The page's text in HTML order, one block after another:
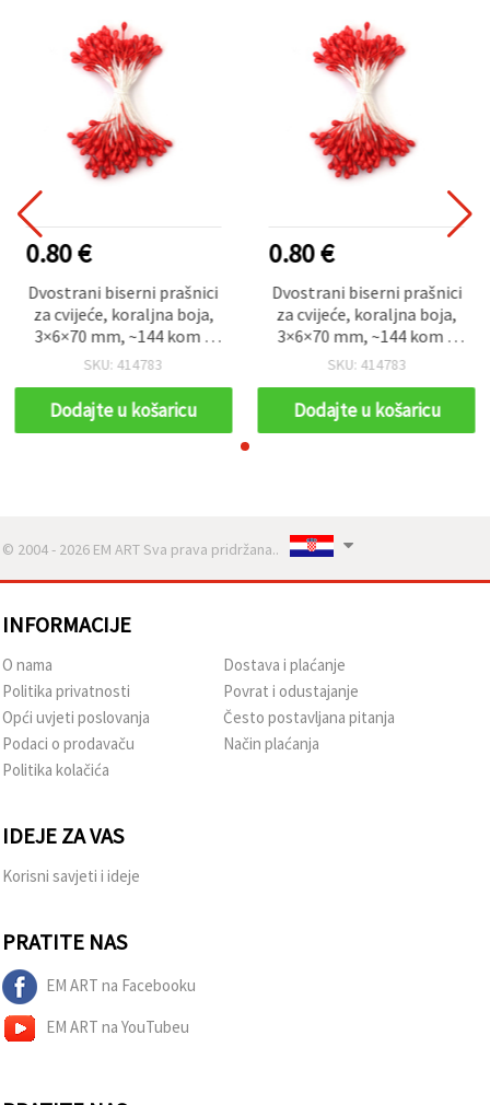
0.80 €
Dvostrani biserni prašnici
za cvijeće, koraljna boja,
3×6×70 mm, ~144 kom –
za izradu cvjetova,
čestitki
SKU: 414783
Dodajte u košaricu
0.80 €
Dvostrani biserni prašnici
za cvijeće, koraljna boja,
3×6×70 mm, ~144 kom –
za izradu cvjetova,
čestitki
SKU: 414783
Dodajte u košaricu
© 2004 - 2026 EM ART Sva prava pridržana..
INFORMACIJE
O nama
Politika privatnosti
Opći uvjeti poslovanja
Podaci o prodavaču
Politika kolačića
Dostava i plaćanje
Povrat i odustajanje
Često postavljana pitanja
Način plaćanja
IDEJE ZA VAS
Korisni savjeti i ideje
PRATITE NAS
EM ART na Facebooku
EM ART na YouTubeu